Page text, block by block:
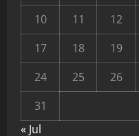
10
11 12
17
18 19
24
25 26
31
« Jul